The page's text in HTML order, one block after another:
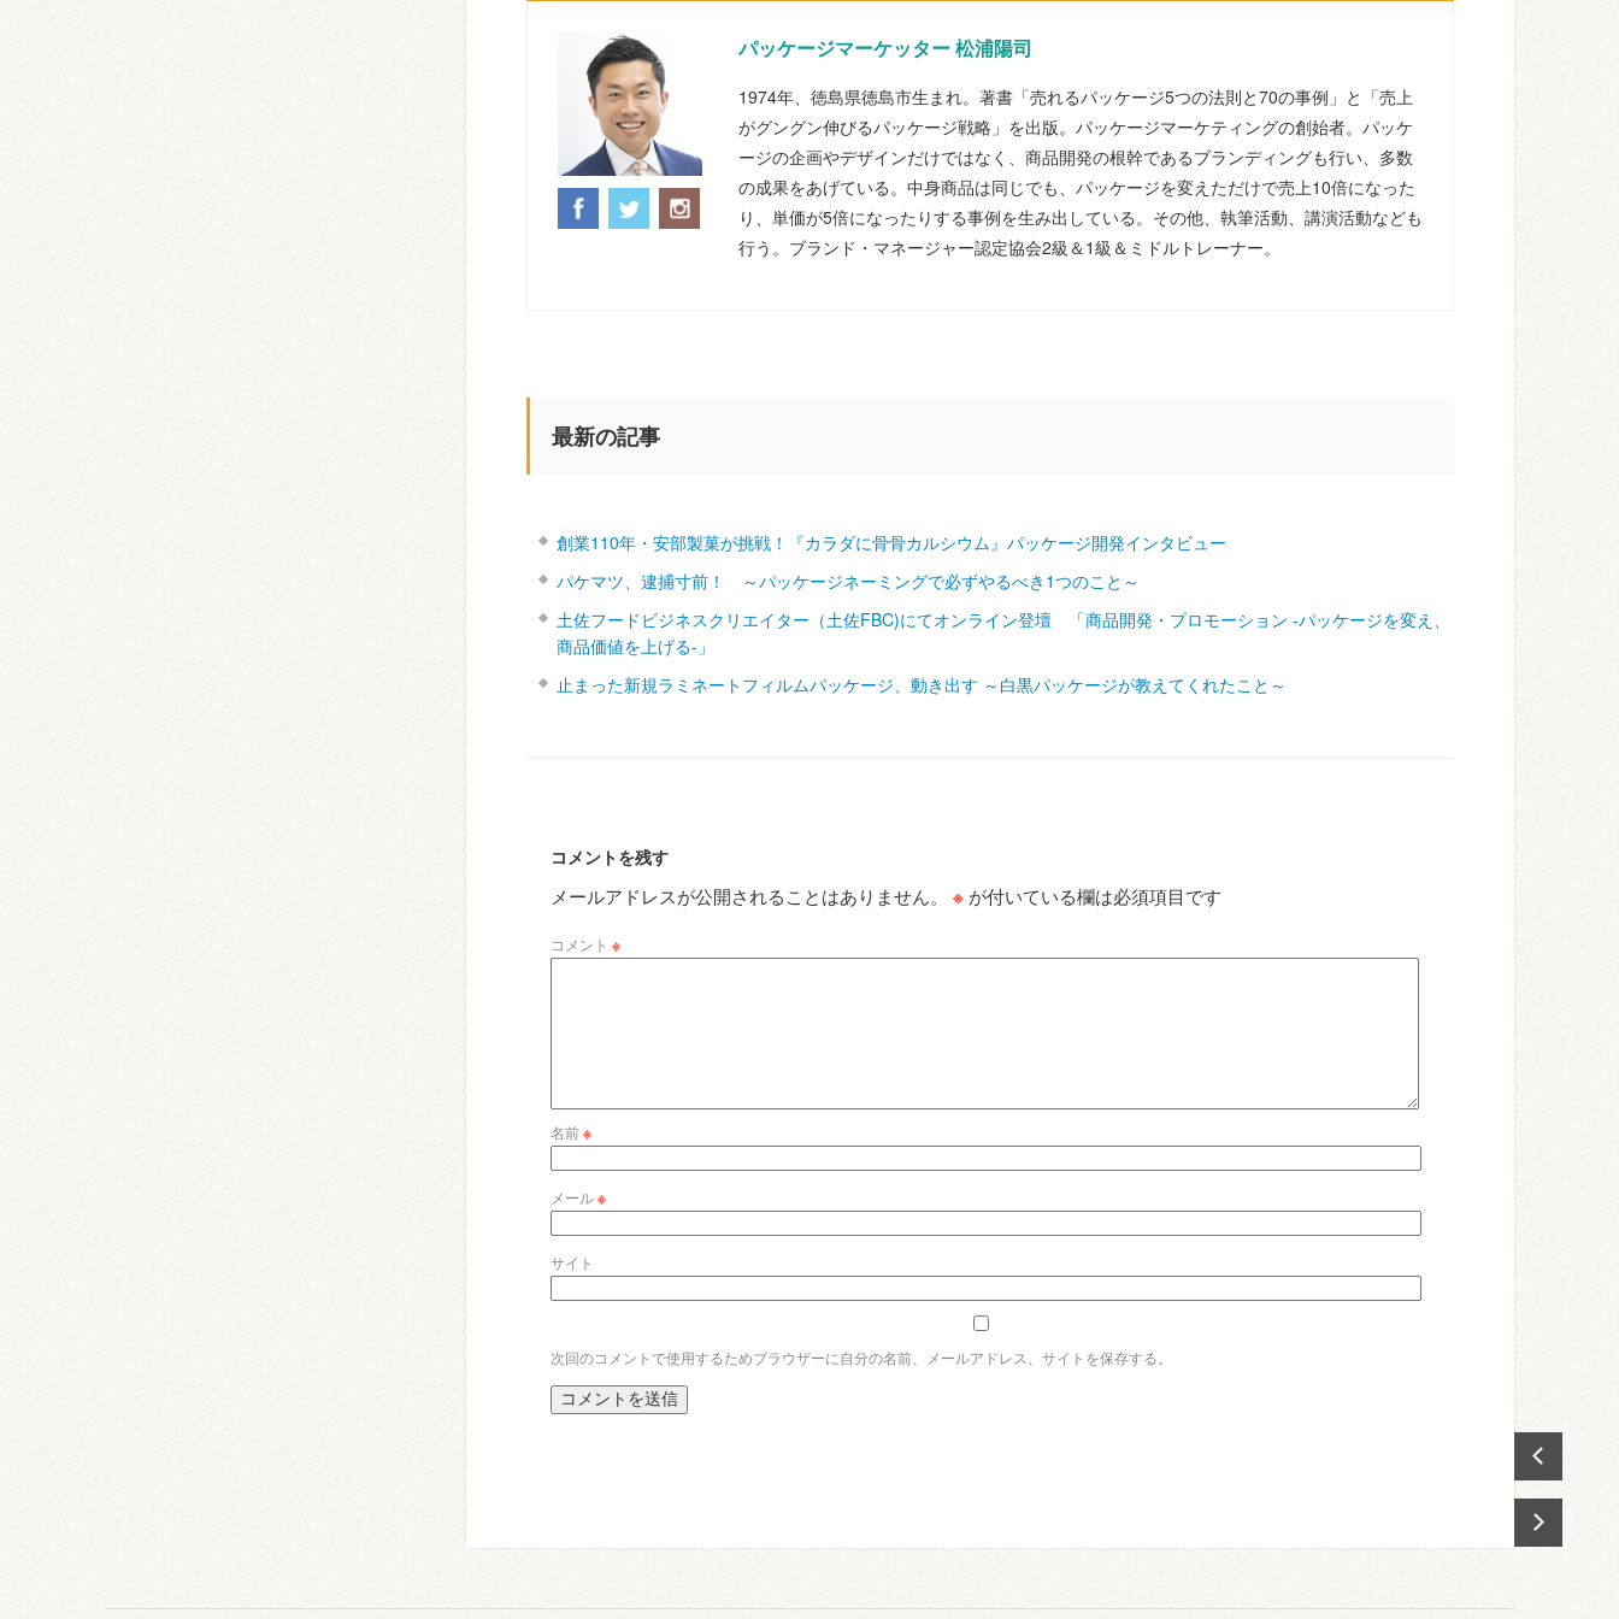
パッケージマーケッター 松浦陽司
1974年、徳島県徳島市生まれ。著書「売れるパッケージ5つの法則と70の事例」と「売上
がグングン伸びるパッケージ戦略」を出版。パッケージマーケティングの創始者。パッケ
ージの企画やデザインだけではなく、商品開発の根幹であるブランディングも行い、多数
の成果をあげている。中身商品は同じでも、パッケージを変えただけで売上10倍になった
り、単価が5倍になったりする事例を生み出している。その他、執筆活動、講演活動なども
行う。ブランド・マネージャー認定協会2級＆1級＆ミドルトレーナー。
最新の記事
創業110年・安部製菓が挑戦！『カラダに骨骨カルシウム』パッケージ開発インタビュー
パケマツ、逮捕寸前！ ～パッケージネーミングで必ずやるべき1つのこと～
土佐フードビジネスクリエイター（土佐FBC)にてオンライン登壇 「商品開発・プロモーション ‐パッケージを変え、
商品価値を上げる‐」
止まった新規ラミネートフィルムパッケージ、動き出す ～白黒パッケージが教えてくれたこと～
コメントを残す
メールアドレスが公開されることはありません。 ※ が付いている欄は必須項目です
コメント ※
名前※
メール※
サイト
次回のコメントで使用するためブラウザーに自分の名前、メールアドレス、サイトを保存する。